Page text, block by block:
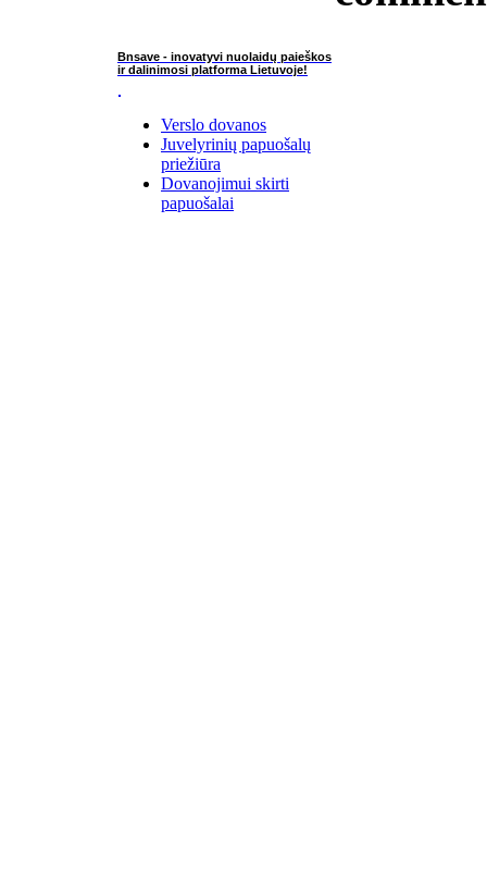
Bnsave - inovatyvi nuolaidų paieškos
ir dalinimosi platforma Lietuvoje!
Verslo dovanos
Juvelyrinių papuošalų
priežiūra
Dovanojimui skirti
papuošalai